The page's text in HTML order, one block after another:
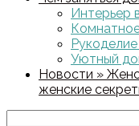
Интерьер
Уютный
Новости »
женские